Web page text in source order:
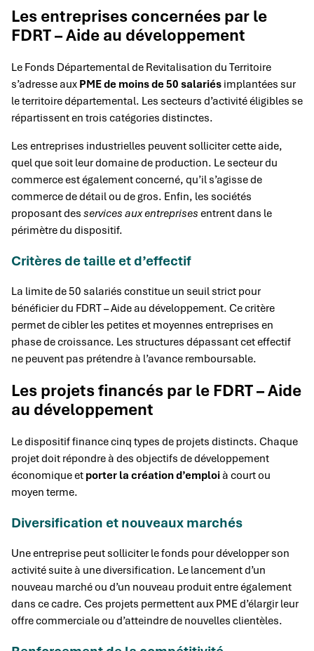
Les entreprises concernées par le
FDRT – Aide au développement
Le Fonds Départemental de Revitalisation du Territoire
s’adresse aux PME de moins de 50 salariés implantées sur
le territoire départemental. Les secteurs d’activité éligibles se
répartissent en trois catégories distinctes.
Les entreprises industrielles peuvent solliciter cette aide,
quel que soit leur domaine de production. Le secteur du
commerce est également concerné, qu’il s’agisse de
commerce de détail ou de gros. Enfin, les sociétés
proposant des services aux entreprises entrent dans le
périmètre du dispositif.
Critères de taille et d’effectif
La limite de 50 salariés constitue un seuil strict pour
bénéficier du FDRT – Aide au développement. Ce critère
permet de cibler les petites et moyennes entreprises en
phase de croissance. Les structures dépassant cet effectif
ne peuvent pas prétendre à l’avance remboursable.
Les projets financés par le FDRT – Aide
au développement
Le dispositif finance cinq types de projets distincts. Chaque
projet doit répondre à des objectifs de développement
économique et porter la création d’emploià court ou
moyen terme.
Diversification et nouveaux marchés
Une entreprise peut solliciter le fonds pour développer son
activité suite à une diversification. Le lancement d’un
nouveau marché ou d’un nouveau produit entre également
dans ce cadre. Ces projets permettent aux PME d’élargir leur
offre commerciale ou d’atteindre de nouvelles clientèles.